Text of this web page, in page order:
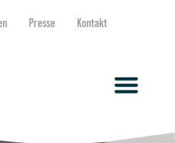
Presse Kontakt